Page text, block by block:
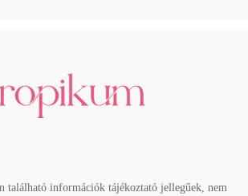
található információk tájékoztató jellegűek, nem